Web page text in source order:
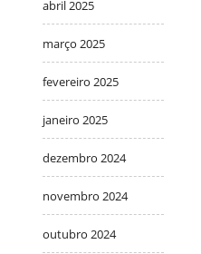
abril 2025
março 2025
fevereiro 2025
janeiro 2025
dezembro 2024
novembro 2024
outubro 2024